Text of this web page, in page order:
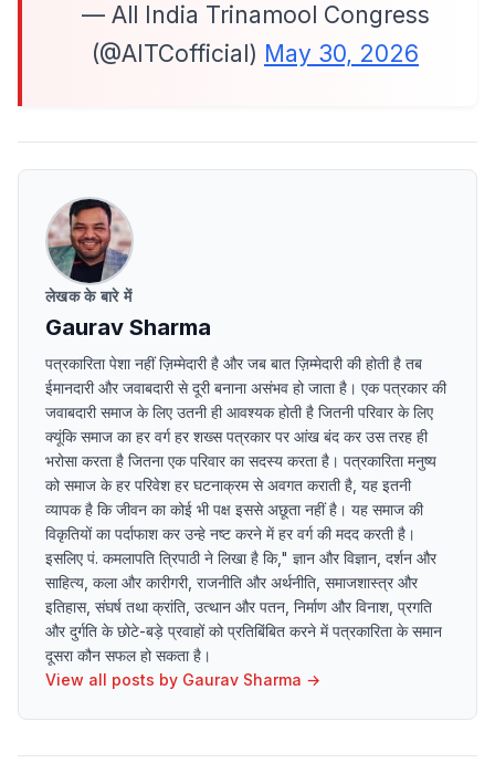
— All India Trinamool Congress
(@AITCofficial) May 30, 2026
लेखक के बारे में
Gaurav Sharma
पत्रकारिता पेशा नहीं ज़िम्मेदारी है और जब बात ज़िम्मेदारी की होती है तब
ईमानदारी और जवाबदारी से दूरी बनाना असंभव हो जाता है। एक पत्रकार की
जवाबदारी समाज के लिए उतनी ही आवश्यक होती है जितनी परिवार के लिए
क्यूंकि समाज का हर वर्ग हर शख्स पत्रकार पर आंख बंद कर उस तरह ही
भरोसा करता है जितना एक परिवार का सदस्य करता है। पत्रकारिता मनुष्य
को समाज के हर परिवेश हर घटनाक्रम से अवगत कराती है, यह इतनी
व्यापक है कि जीवन का कोई भी पक्ष इससे अछूता नहीं है। यह समाज की
विकृतियों का पर्दाफाश कर उन्हे नष्ट करने में हर वर्ग की मदद करती है।
इसलिए पं. कमलापति त्रिपाठी ने लिखा है कि," ज्ञान और विज्ञान, दर्शन और
साहित्य, कला और कारीगरी, राजनीति और अर्थनीति, समाजशास्त्र और
इतिहास, संघर्ष तथा क्रांति, उत्थान और पतन, निर्माण और विनाश, प्रगति
और दुर्गति के छोटे-बड़े प्रवाहों को प्रतिबिंबित करने में पत्रकारिता के समान
दूसरा कौन सफल हो सकता है।
View all posts by Gaurav Sharma →